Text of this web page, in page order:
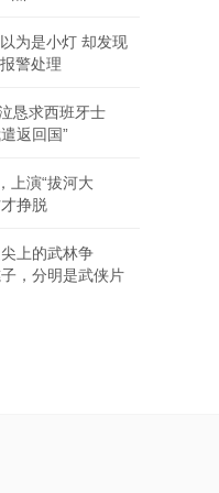
为是小灯 却发现
警处理
恳求西班牙士
返回国”
上演“拔河大
挣脱
上的武林争
，分明是武侠片